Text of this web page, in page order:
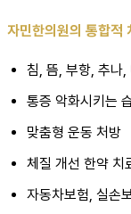
자민한의원의 통합적
침, 뜸, 부항, 추나
통증 악화시키는
맞춤형 운동 처방
체질 개선 한약 치
자동차보험, 실손